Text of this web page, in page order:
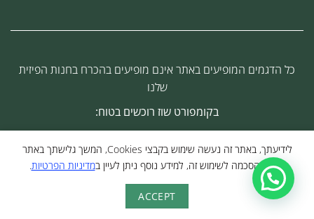
כל הדגמים המופיעים באתר אינם מופיעים בהכרח בחנות הפיזית
שלנו
בקומפורט שוז רוכשים בטוח:
בניית אתר חנות מכירות ע''י:
לידיעתך, באתר זה נעשה שימוש בקבצי Cookies, המשך גלישתך באתר
מהווה הסכמה לשימוש זה, למידע נוסף ניתן לעיין במדיניות הפרטיות.
ACCEPT
בווטסאפ :)